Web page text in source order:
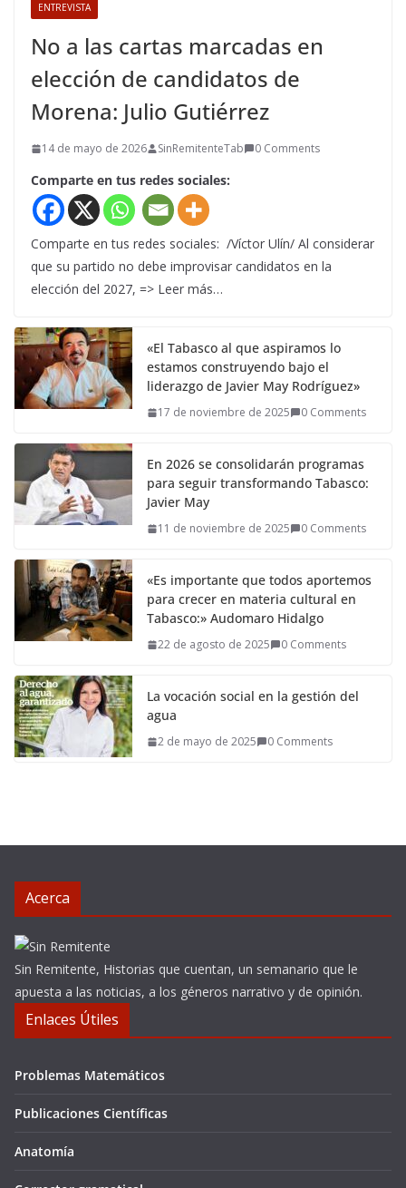
ENTREVISTA
No a las cartas marcadas en
elección de candidatos de
Morena: Julio Gutiérrez
14 de mayo de 2026 SinRemitenteTab 0 Comments
Comparte en tus redes sociales:
Comparte en tus redes sociales: /Víctor Ulín/ Al considerar
que su partido no debe improvisar candidatos en la
elección del 2027, => Leer más…
«El Tabasco al que aspiramos lo
estamos construyendo bajo el
liderazgo de Javier May Rodríguez»
17 de noviembre de 2025 0 Comments
En 2026 se consolidarán programas
para seguir transformando Tabasco:
Javier May
11 de noviembre de 2025 0 Comments
«Es importante que todos aportemos
para crecer en materia cultural en
Tabasco:» Audomaro Hidalgo
22 de agosto de 2025 0 Comments
La vocación social en la gestión del
agua
2 de mayo de 2025 0 Comments
Acerca
Sin Remitente, Historias que cuentan, un semanario que le
apuesta a las noticias, a los géneros narrativo y de opinión.
Enlaces Útiles
Problemas Matemáticos
Publicaciones Científicas
Anatomía